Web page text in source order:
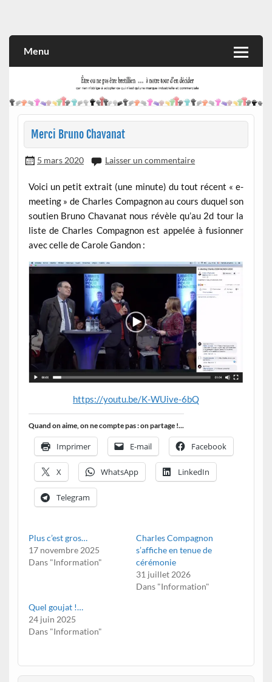
et commerciale
Menu
Merci Bruno Chavanat
5 mars 2020 Laisser un commentaire
Voici un petit extrait (une minute) du tout récent « e-
meeting » de Charles Compagnon au cours duquel son
soutien Bruno Chavanat nous révèle qu’au 2d tour la
liste de Charles Compagnon est appelée à fusionner
avec celle de Carole Gandon :
https://youtu.be/K-WUive-6bQ
Quand on aime, on ne compte pas : on partage !...
Imprimer E-mail Facebook
X WhatsApp LinkedIn
Telegram
Plus c’est gros…
17 novembre 2025
Dans "Information"
Charles Compagnon
s’affiche en tenue de
cérémonie
31 juillet 2026
Dans "Information"
Quel goujat !…
24 juin 2025
Dans "Information"